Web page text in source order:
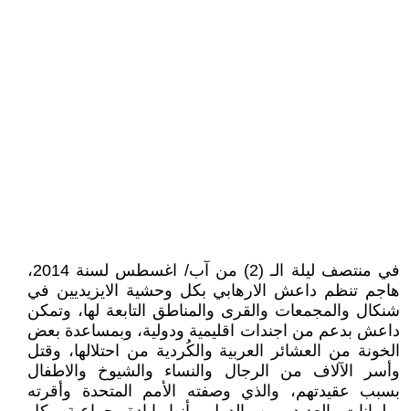
في منتصف ليلة الـ (2) من آب/ اغسطس لسنة 2014،
هاجم تنظم داعش الارهابي بكل وحشية الايزيديين في
شنكال والمجمعات والقرى والمناطق التابعة لها، وتمكن
داعش بدعم من اجندات اقليمية ودولية، وبمساعدة بعض
الخونة من العشائر العربية والكُردية من احتلالها، وقتل
وأسر الآلاف من الرجال والنساء والشيوخ والاطفال
بسبب عقيدتهم، والذي وصفته الأمم المتحدة وأقرته